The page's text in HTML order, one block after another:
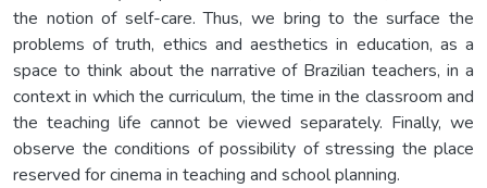
the notion of self-care. Thus, we bring to the surface the
problems of truth, ethics and aesthetics in education, as a
space to think about the narrative of Brazilian teachers, in a
context in which the curriculum, the time in the classroom and
the teaching life cannot be viewed separately. Finally, we
observe the conditions of possibility of stressing the place
reserved for cinema in teaching and school planning.